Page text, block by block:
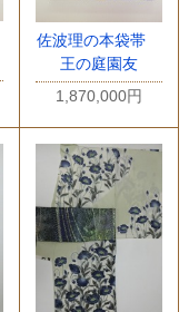
佐波理の本袋帯
王の庭園友
1,870,000円